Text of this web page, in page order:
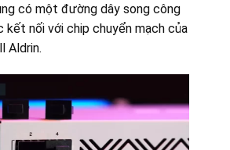
có một đường dây song công
nối với chip chuyển mạch của
Aldrin.